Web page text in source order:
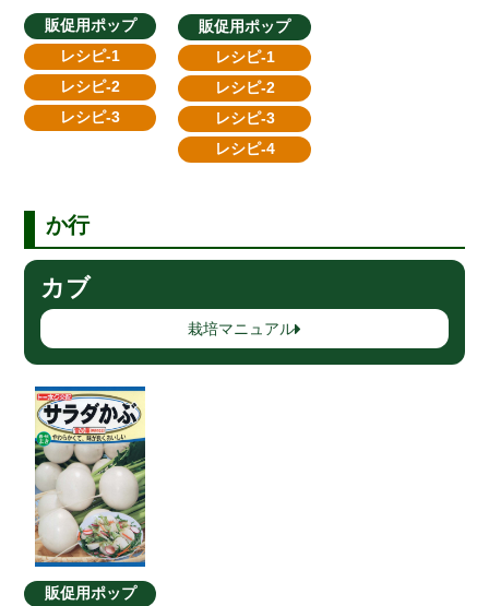
販促用ポップ
レシピ-1
レシピ-2
レシピ-3
販促用ポップ
レシピ-1
レシピ-2
レシピ-3
レシピ-4
か行
カブ
栽培マニュアル
販促用ポップ